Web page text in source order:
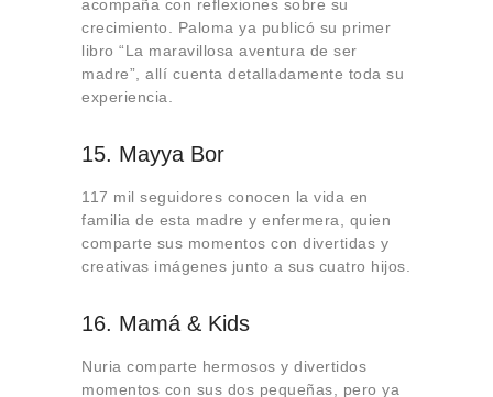
acompaña con reflexiones sobre su
crecimiento. Paloma ya publicó su primer
libro “La maravillosa aventura de ser
madre”, allí cuenta detalladamente toda su
experiencia.
15. Mayya Bor
117 mil seguidores conocen la vida en
familia de esta madre y enfermera, quien
comparte sus momentos con divertidas y
creativas imágenes junto a sus cuatro hijos.
16. Mamá & Kids
Nuria comparte hermosos y divertidos
momentos con sus dos pequeñas, pero ya